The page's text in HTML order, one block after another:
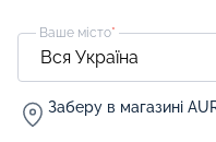
Ваше місто*
Заберу в магазині